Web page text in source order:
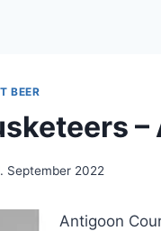
BEER
September 2022
Antigoon